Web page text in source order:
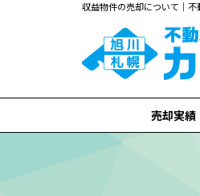
収益物件の売却について｜
売却実績
全て
旭川市
札幌市